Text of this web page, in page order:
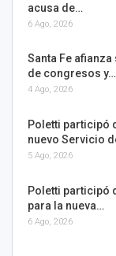
acusa de…
6 Ago, 2026
Santa Fe
de congresos y…
4 Ago, 2026
Poletti participó
nuevo Servicio
5 Ago, 2026
Poletti participó
para la nueva…
6 Ago, 2026